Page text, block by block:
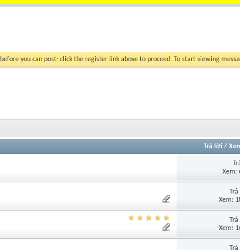
before you can post: click the register link above to proceed. To start viewing
Trả lời/
Xem:
Xem:
Xem: